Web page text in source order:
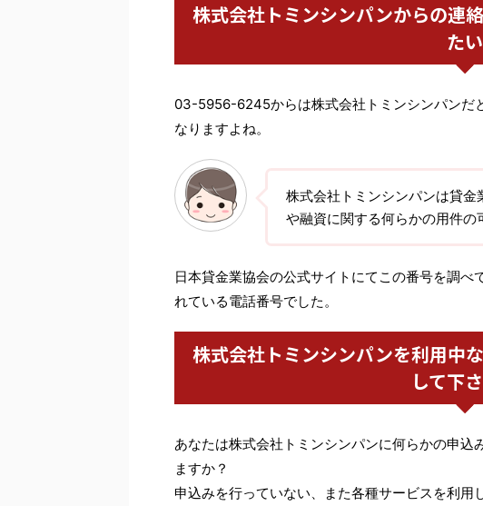
株式会社トミンシンパンからの連
たい
03-5956-6245からは株式会社トミンシンパンだ
なりますよね。
株式会社トミンシンパンは貸
や融資に関する何らかの用件の
日本貸金業協会の公式サイトにてこの番号を調
れている電話番号でした。
株式会社トミンシンパンを利用中
して下さ
あなたは株式会社トミンシンパンに何らかの申込
ますか？
申込みを行っていない、また各種サービスを利